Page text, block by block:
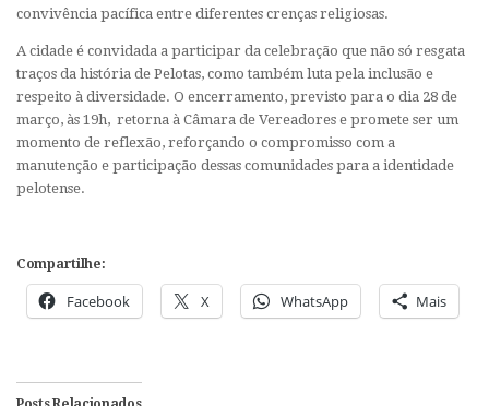
convivência pacífica entre diferentes crenças religiosas.
A cidade é convidada a participar da celebração que não só resgata
traços da história de Pelotas, como também luta pela inclusão e
respeito à diversidade. O encerramento, previsto para o dia 28 de
março, às 19h, retorna à Câmara de Vereadores e promete ser um
momento de reflexão, reforçando o compromisso com a
manutenção e participação dessas comunidades para a identidade
pelotense.
Compartilhe:
Facebook X WhatsApp Mais